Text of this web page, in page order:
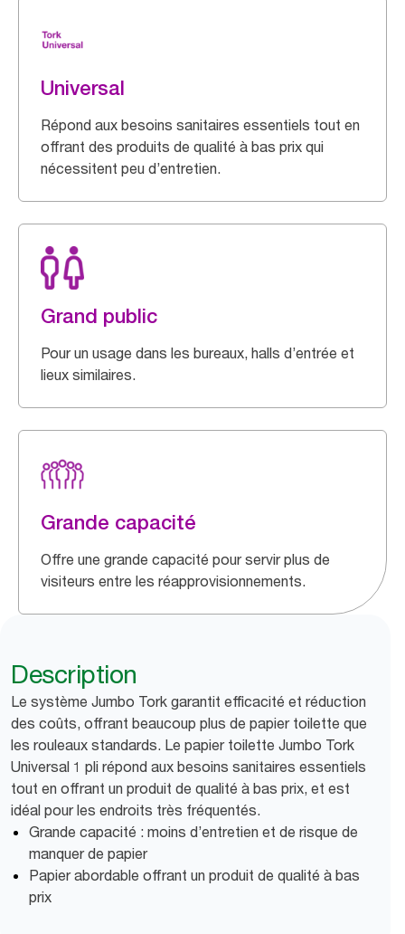
Universal
Répond aux besoins sanitaires essentiels tout en
offrant des produits de qualité à bas prix qui
nécessitent peu d’entretien.
Grand public
Pour un usage dans les bureaux, halls d’entrée et
lieux similaires.
Grande capacité
Offre une grande capacité pour servir plus de
visiteurs entre les réapprovisionnements.
Description
Le système Jumbo Tork garantit efficacité et réduction
des coûts, offrant beaucoup plus de papier toilette que
les rouleaux standards. Le papier toilette Jumbo Tork
Universal 1 pli répond aux besoins sanitaires essentiels
tout en offrant un produit de qualité à bas prix, et est
idéal pour les endroits très fréquentés.
Grande capacité : moins d’entretien et de risque de
manquer de papier
Papier abordable offrant un produit de qualité à bas
prix